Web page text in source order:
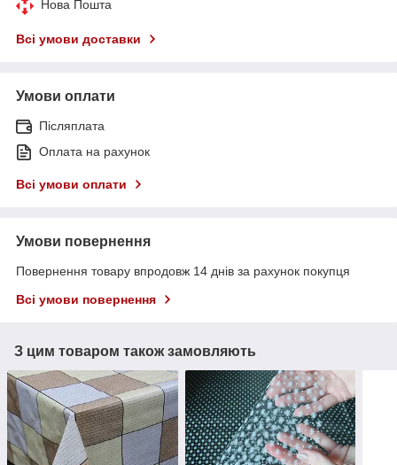
Нова Пошта
Всі умови доставки
Умови оплати
Післяплата
Оплата на рахунок
Всі умови оплати
Умови повернення
Повернення товару впродовж 14 днів за рахунок покупця
Всі умови повернення
З цим товаром також замовляють